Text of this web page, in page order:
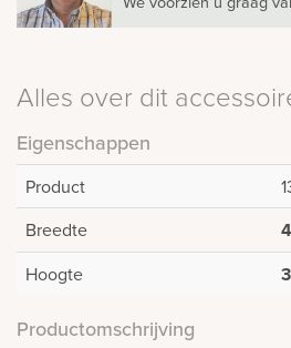
Alles over dit
Eigenschappen
Product
Breedte
Hoogte
Productomschrijving